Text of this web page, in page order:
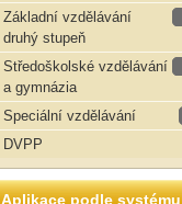
Základní vzdělávání
druhý stupeň
Středoškolské vzdělávání
a gymnázia
Speciální vzdělávání
DVPP
Aplikace podle systému